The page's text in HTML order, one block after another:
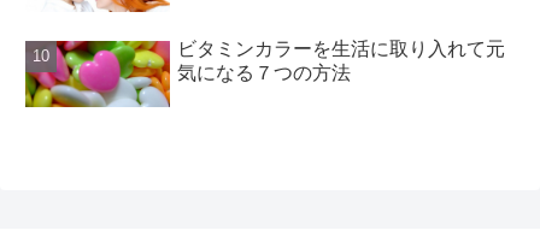
ビタミンカラーを生活に取り入れて元
気になる７つの方法